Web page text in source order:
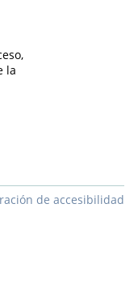
la
de accesibilidad